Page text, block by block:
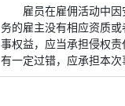
雇员在雇佣活动中
务的雇主没有相应资质
事权益，应当承担侵权
有一定过错，应承担本次